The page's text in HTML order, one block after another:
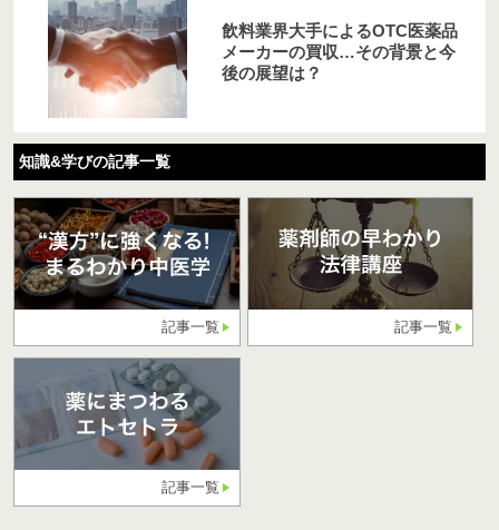
飲料業界大手によるOTC医薬品
メーカーの買収…その背景と今
後の展望は？
知識&学びの記事一覧
記事一覧 記事一覧
記事一覧